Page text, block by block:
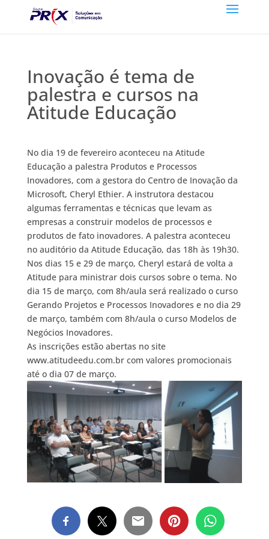
Inovação é tema de
palestra e cursos na
Atitude Educação
No dia 19 de fevereiro aconteceu na Atitude
Educação a palestra Produtos e Processos
Inovadores, com a gestora do Centro de Inovação da
Microsoft, Cheryl Ethier. A instrutora destacou
algumas ferramentas e técnicas que levam as
empresas a construir modelos de processos e
produtos de fato inovadores. A palestra aconteceu
no auditório da Atitude Educação, das 18h às 19h30.
Nos dias 15 e 29 de março, Cheryl estará de volta a
Atitude para ministrar dois cursos sobre o tema. No
dia 15 de março, com 8h/aula será realizado o curso
Gerando Projetos e Processos Inovadores e no dia 29
de março, também com 8h/aula o curso Modelos de
Negócios Inovadores.
As inscrições estão abertas no site
www.atitudeedu.com.br com valores promocionais
até o dia 07 de março.